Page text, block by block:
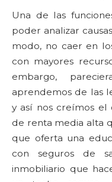
Una de las
poder analizar
modo, no caer en
con mayores
embargo,
aprendemos de las
y así nos creímos el
de renta media alta
que oferta una
con seguros de
inmobiliario que